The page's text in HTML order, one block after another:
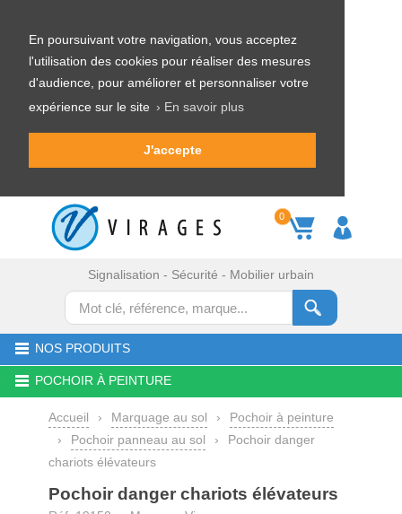
En poursuivant votre navigation, vous acceptez
l'utilisation des cookies pour réaliser des mesures
d'audience, pour améliorer et personnaliser votre
expérience sur le site › En savoir plus
J'accepte
0
Signalisation - Sécurité - Mobilier urbain
NOS PRODUITS
POCHOIR À PEINTURE
Accueil › Marquage au sol ›
Pochoir à peinture
›
Pochoir panneau au sol ›
Pochoir danger
chariots élévateurs
Pochoir danger chariots élévateurs